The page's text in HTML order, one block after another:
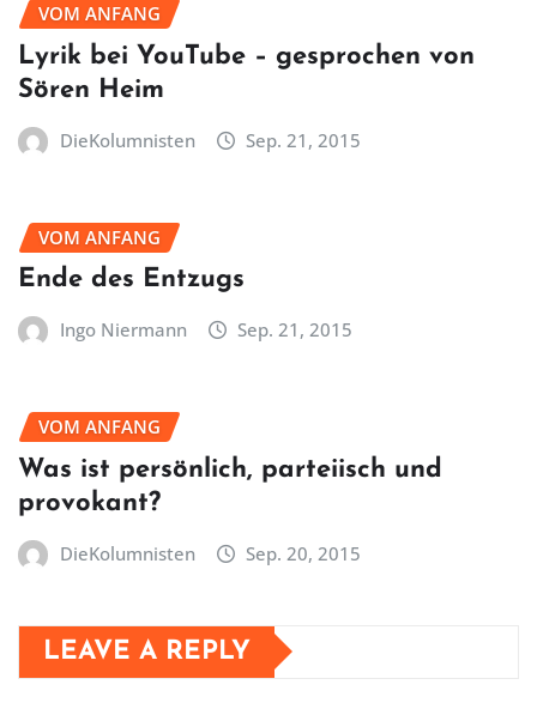
VOM ANFANG
Lyrik bei YouTube – gesprochen von
Sören Heim
DieKolumnisten Sep. 21, 2015
VOM ANFANG
Ende des Entzugs
Ingo Niermann Sep. 21, 2015
VOM ANFANG
Was ist persönlich, parteiisch und
provokant?
DieKolumnisten Sep. 20, 2015
LEAVE A REPLY